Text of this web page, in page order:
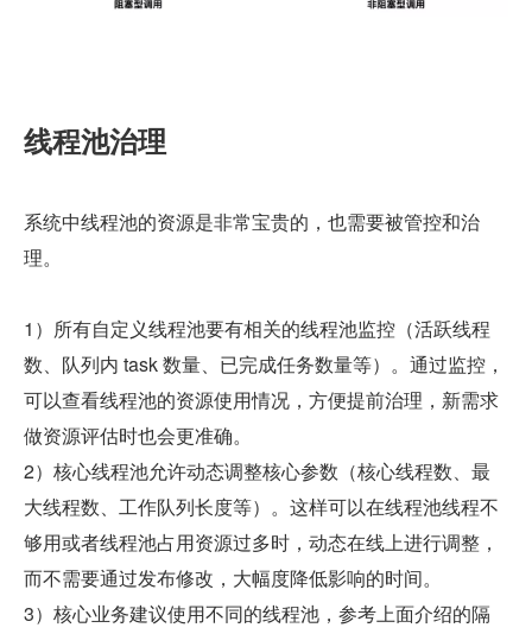
线程池治理
系统中线程池的资源是非常宝贵的，也需要被管控和治
理。
1）所有自定义线程池要有相关的线程池监控（活跃线程
数、队列内 task 数量、已完成任务数量等）。通过监控，
可以查看线程池的资源使用情况，方便提前治理，新需求
做资源评估时也会更准确。
2）核心线程池允许动态调整核心参数（核心线程数、最
大线程数、工作队列长度等）。这样可以在线程池线程不
够用或者线程池占用资源过多时，动态在线上进行调整，
而不需要通过发布修改，大幅度降低影响的时间。
3）核心业务建议使用不同的线程池，参考上面介绍的隔